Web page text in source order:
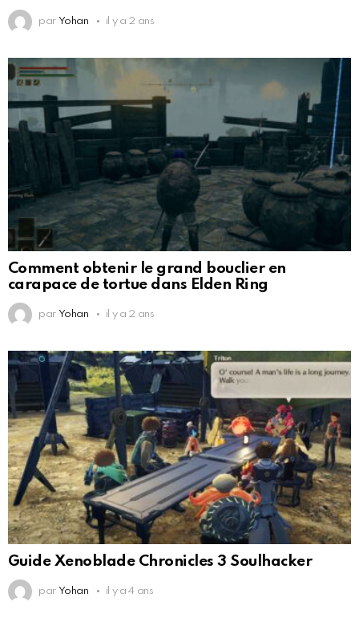
par Yohan il y a 2 ans
Comment obtenir le grand bouclier en
carapace de tortue dans Elden Ring
par Yohan il y a 2 ans
Guide Xenoblade Chronicles 3 Soulhacker
par Yohan il y a 4 ans